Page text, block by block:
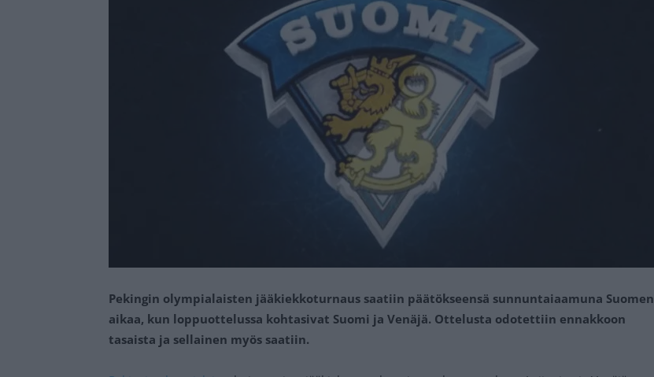
Pekingin olympialaisten jääkiekkoturnaus saatiin päätökseensä sunnuntaiaamuna Suomen
aikaa, kun loppuottelussa kohtasivat Suomi ja Venäjä. Ottelusta odotettiin ennakkoon
tasaista ja sellainen myös saatiin.